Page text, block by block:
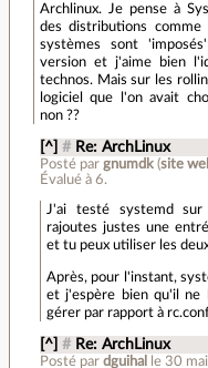
Archlinux. Je pense à
des distributions comme
systèmes sont
version et j'aime bien
technos. Mais sur les
logiciel que l'on avait
non ??
[^] # Re: ArchLinux
Posté pargnumdk (site
Évalué à6.
J'ai testé systemd
rajoutes justes une
et tu peux utiliser les
Après, pour l'instant,
et j'espère bien qu'il ne
gérer par rapport à
[^] # Re: ArchLinux
Posté pardguihal le 30